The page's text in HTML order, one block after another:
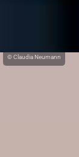
© Claudia Neumann